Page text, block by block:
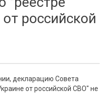
российской
декларацию Совета
от российской СВО" не